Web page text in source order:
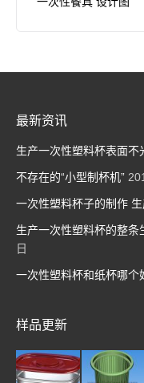
最新资讯
生产一次性塑料杯表面不
不存在的“小型制杯机”
一次性塑料杯子的制作
生产一次性塑料杯的整条
日
一次性塑料杯和纸杯哪个
样品更新